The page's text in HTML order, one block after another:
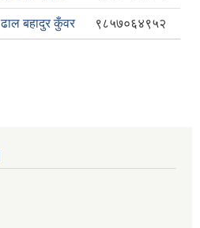
ढाल बहादुर कुँवर ९८५७०६४९५२